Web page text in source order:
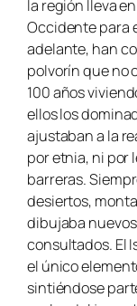
la región lleva
Occidente para
adelante, han
polvorín que no
100 años
ellos los
ajustaban a la
por etnia, ni por
barreras.
desiertos,
dibujaba
consultados. El
el único
sintiéndose